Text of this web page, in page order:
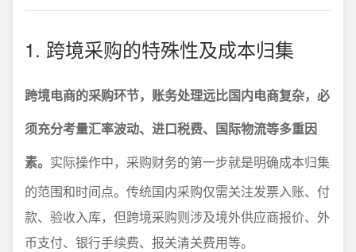
1. 跨境采购的特殊性及成本归集
跨境电商的采购环节，账务处理远比国内电商复杂，必
须充分考量汇率波动、进口税费、国际物流等多重因
素。 实际操作中，采购财务的第一步就是明确成本归集
的范围和时间点。传统国内采购仅需关注发票入账、付
款、验收入库，但跨境采购则涉及境外供应商报价、外
币支付、银行手续费、报关清关费用等。